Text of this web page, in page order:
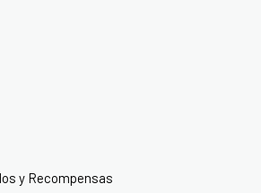
y Recompensas